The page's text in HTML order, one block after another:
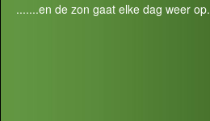
.......en de zon gaat elke dag weer op.